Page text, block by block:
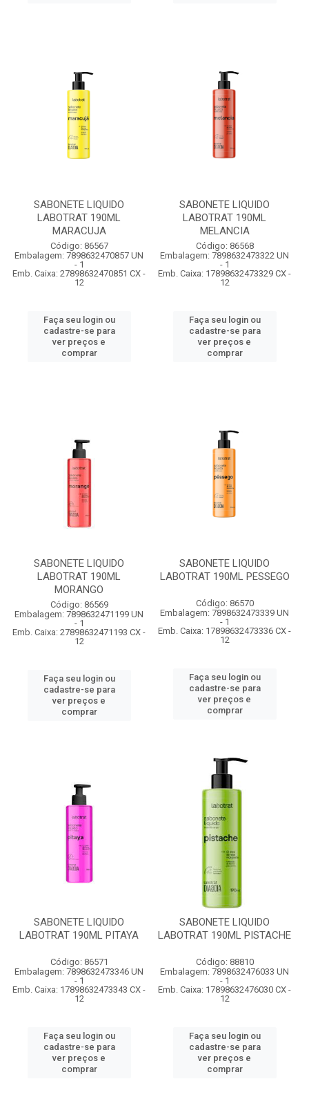
SABONETE LIQUIDO
LABOTRAT 190ML
MARACUJA
Código: 86567
Embalagem: 7898632470857 UN
- 1
Emb. Caixa: 27898632470851 CX -
12
Faça seu login ou
cadastre-se para
ver preços e
comprar
SABONETE LIQUIDO
LABOTRAT 190ML
MELANCIA
Código: 86568
Embalagem: 7898632473322 UN
- 1
Emb. Caixa: 17898632473329 CX -
12
Faça seu login ou
cadastre-se para
ver preços e
comprar
SABONETE LIQUIDO
LABOTRAT 190ML
MORANGO
Código: 86569
Embalagem: 7898632471199 UN
- 1
Emb. Caixa: 27898632471193 CX -
12
Faça seu login ou
cadastre-se para
ver preços e
comprar
SABONETE LIQUIDO
LABOTRAT 190ML PESSEGO
Código: 86570
Embalagem: 7898632473339 UN
- 1
Emb. Caixa: 17898632473336 CX -
12
Faça seu login ou
cadastre-se para
ver preços e
comprar
SABONETE LIQUIDO
LABOTRAT 190ML PITAYA
Código: 86571
Embalagem: 7898632473346 UN
- 1
Emb. Caixa: 17898632473343 CX -
12
Faça seu login ou
cadastre-se para
ver preços e
comprar
SABONETE LIQUIDO
LABOTRAT 190ML PISTACHE
Código: 88810
Embalagem: 7898632476033 UN
- 1
Emb. Caixa: 17898632476030 CX -
12
Faça seu login ou
cadastre-se para
ver preços e
comprar